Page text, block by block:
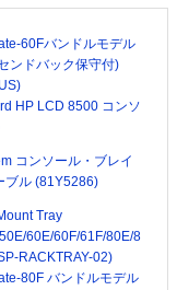
60Fバンドルモデル
ンドバック保守付)
HP LCD 8500 コンソ
コンソール・ブレイ
ブル (81Y5286)
Tray
60E/60F/61F/80E/8
RACKTRAY-02)
80F バンドルモデル